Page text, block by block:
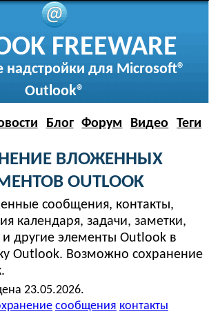
FREEWARE
надстройки для Microsoft®
Outlook®
Блог Форум Видео Теги
ВЛОЖЕННЫХ
OUTLOOK
сообщения, контакты,
календаря, задачи, заметки,
другие элементы Outlook в
Outlook. Возможно сохранение
23.05.2026.
сообщения контакты